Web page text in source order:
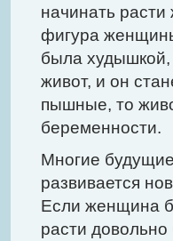
начинать
фигура
была
живот, и он
пышные, то
беременности.
Многие
развивается
Если женщина
расти